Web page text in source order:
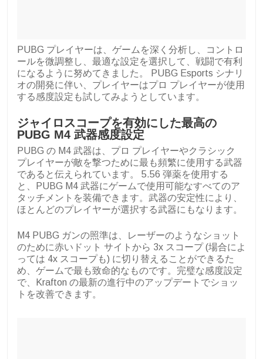
PUBG プレイヤーは、ゲームを深く分析し、コントロ
ールを微調整し、最適な設定を選択して、戦闘で有利
になるように努めてきました。 PUBG Esports シナリ
オの開発に伴い、プレイヤーはプロ プレイヤーが使用
する感度設定も試してみようとしています。
ジャイロスコープを有効にした最高の
PUBG M4 武器感度設定
PUBG の M4 武器は、プロ プレイヤーやクラシック
プレイヤーが敵を撃つために最も頻繁に使用する武器
であると伝えられています。 5.56 弾薬を使用する
と、PUBG M4 武器にゲームで使用可能なすべてのア
タッチメントを装備できます。武器の安定性により、
ほとんどのプレイヤーが選択する武器にもなります。
M4 PUBG ガンの照準は、レーザーのようなショット
のために赤いドット サイトから 3x スコープ (場合によ
っては 4x スコープも) に切り替えることができるた
め、ゲームで最も致命的なものです。完璧な感度設定
で、Krafton の最新の進行中のアップデートでショッ
トを改善できます。